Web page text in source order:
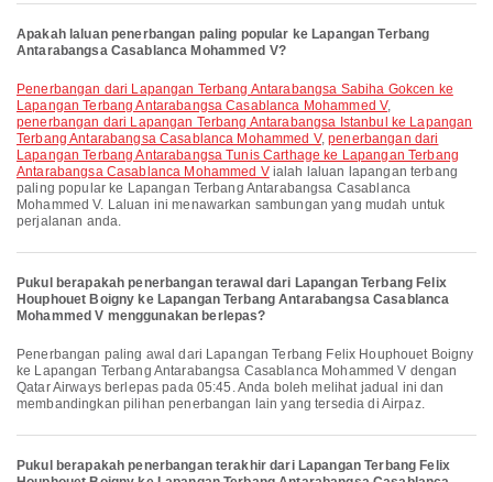
Apakah laluan penerbangan paling popular ke Lapangan Terbang
Antarabangsa Casablanca Mohammed V?
penerbangan dari Lapangan Terbang Antarabangsa Sabiha Gokcen ke
Lapangan Terbang Antarabangsa Casablanca Mohammed V,
penerbangan dari Lapangan Terbang Antarabangsa Istanbul ke Lapangan
Terbang Antarabangsa Casablanca Mohammed V,penerbangan dari
Lapangan Terbang Antarabangsa Tunis Carthage ke Lapangan Terbang
Antarabangsa Casablanca Mohammed Vialah laluan lapangan terbang
paling popular ke Lapangan Terbang Antarabangsa Casablanca
Mohammed V. Laluan ini menawarkan sambungan yang mudah untuk
perjalanan anda.
Pukul berapakah penerbangan terawal dari Lapangan Terbang Felix
Houphouet Boigny ke Lapangan Terbang Antarabangsa Casablanca
Mohammed V menggunakan berlepas?
Penerbangan paling awal dari Lapangan Terbang Felix Houphouet Boigny
ke Lapangan Terbang Antarabangsa Casablanca Mohammed V dengan
Qatar Airways berlepas pada 05:45. Anda boleh melihat jadual ini dan
membandingkan pilihan penerbangan lain yang tersedia di Airpaz.
Pukul berapakah penerbangan terakhir dari Lapangan Terbang Felix